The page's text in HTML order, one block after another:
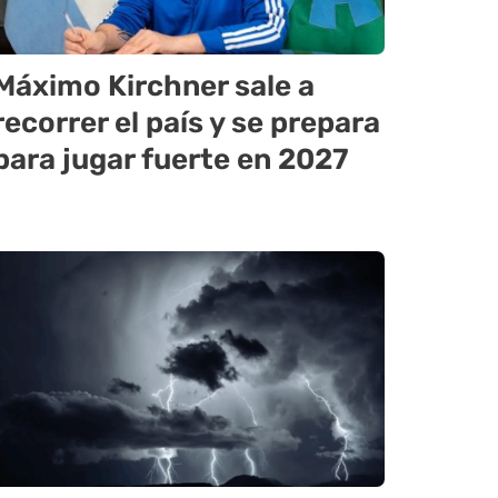
Kirchner sale a
el país y se prepara
jugar fuerte en 2027